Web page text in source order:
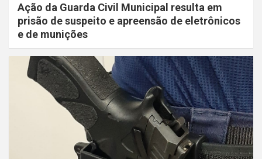
Ação da Guarda Civil Municipal resulta em
prisão de suspeito e apreensão de eletrônicos
e de munições